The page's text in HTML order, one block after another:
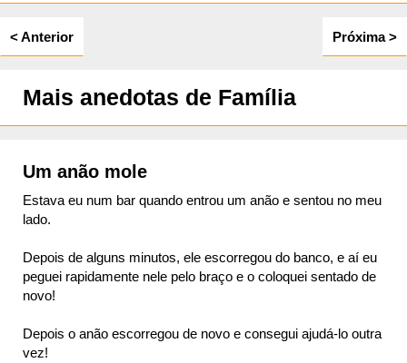
< Anterior Próxima >
Mais anedotas de Família
Um anão mole
Estava eu num bar quando entrou um anão e sentou no meu
lado.
Depois de alguns minutos, ele escorregou do banco, e aí eu
peguei rapidamente nele pelo braço e o coloquei sentado de
novo!
Depois o anão escorregou de novo e consegui ajudá-lo outra
vez!